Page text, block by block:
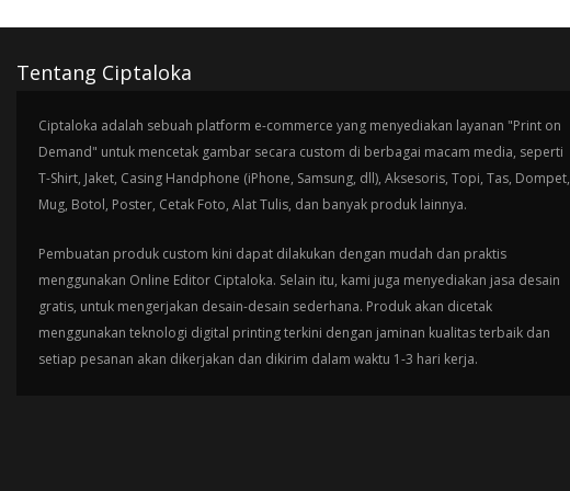
Tentang Ciptaloka
Ciptaloka adalah sebuah platform e-commerce yang menyediakan layanan "Print on
Demand" untuk mencetak gambar secara custom di berbagai macam media, seperti
T-Shirt, Jaket, Casing Handphone (iPhone, Samsung, dll), Aksesoris, Topi, Tas, Dompet,
Mug, Botol, Poster, Cetak Foto, Alat Tulis, dan banyak produk lainnya.
Pembuatan produk custom kini dapat dilakukan dengan mudah dan praktis
menggunakan Online Editor Ciptaloka. Selain itu, kami juga menyediakan jasa desain
gratis, untuk mengerjakan desain-desain sederhana. Produk akan dicetak
menggunakan teknologi digital printing terkini dengan jaminan kualitas terbaik dan
setiap pesanan akan dikerjakan dan dikirim dalam waktu 1-3 hari kerja.